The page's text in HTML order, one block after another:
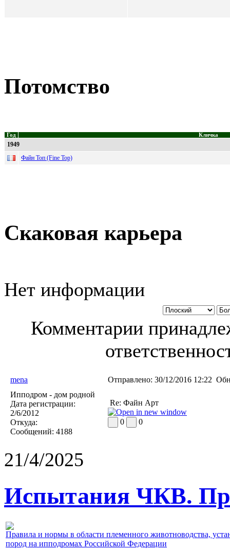
Потомство
Год Кличка
1949
Файн Топ (Fine Top)
Скаковая карьера
Нет информации
Комментарии
mena Отправлено: 30/12/2016 12:22
Ипподром - дом родной
Дата регистрации:
2/6/2012
Откуда:
Сообщений: 4188
Re: Файн Арт
0 0
21/4/2025
Испытания ЧКВ.
Правила и нормы в области племенного животноводства,
пород на ипподромах Российской Федерации